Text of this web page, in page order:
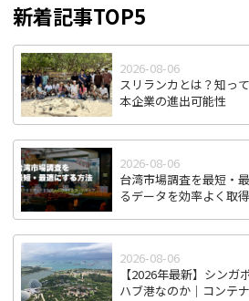
新着記事TOP5
2026-08-06
スリランカとは？知っ
本企業の進出可能性
2026-08-06
台湾市場調査を最短・
るデータを効率よく取
2026-08-06
【2026年最新】シン
ハブ港なのか｜コンテ